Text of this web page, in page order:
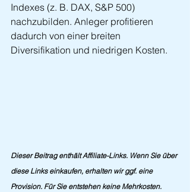
Indexes (z. B. DAX, S&P 500)
nachzubilden. Anleger profitieren
dadurch von einer breiten
Diversifikation und niedrigen Kosten.
Dieser Beitrag enthält Affiliate-Links. Wenn Sie über
diese Links einkaufen, erhalten wir ggf. eine
Provision. Für Sie entstehen keine Mehrkosten.